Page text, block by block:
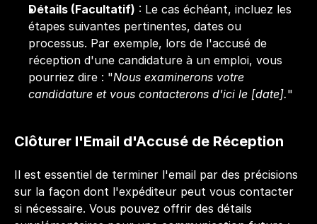
Détails (Facultatif) : Le cas échéant, incluez les
étapes suivantes pertinentes, dates ou
processus. Par exemple, lors de l'accusé de
réception d'une candidature à un emploi, vous
pourriez dire : "Nous examinerons votre
candidature et vous contacterons d'ici le [date]."
Clôturer l'Email d'Accusé de Réception
Il est essentiel de terminer l'email par des précisions
sur la façon dont l'expéditeur peut vous contacter
si nécessaire. Vous pouvez offrir des détails